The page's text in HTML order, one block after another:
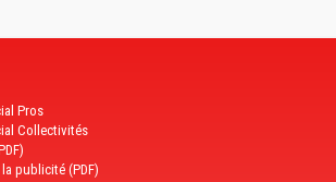
Pros
Collectivités
publicité (PDF)